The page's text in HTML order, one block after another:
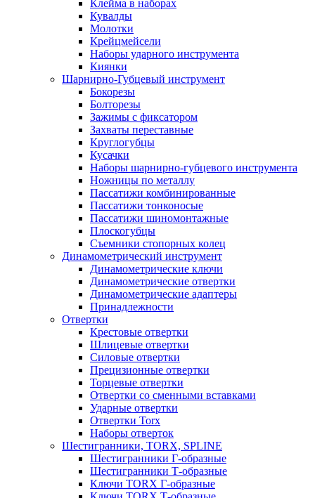
Клейма в наборах
Кувалды
Молотки
Крейцмейсели
Наборы ударного инструмента
Киянки
Шарнирно-Губцевый инструмент
Бокорезы
Болторезы
Зажимы с фиксатором
Захваты переставные
Круглогубцы
Кусачки
Наборы шарнирно-губцевого инструмента
Ножницы по металлу
Пассатижи комбинированные
Пассатижи тонконосые
Пассатижи шиномонтажные
Плоскогубцы
Съемники стопорных колец
Динамометрический инструмент
Динамометрические ключи
Динамометрические отвертки
Динамометрические адаптеры
Принадлежности
Отвертки
Крестовые отвертки
Шлицевые отвертки
Силовые отвертки
Прецизионные отвертки
Торцевые отвертки
Отвертки со сменными вставками
Ударные отвертки
Отвертки Torx
Наборы отверток
Шестигранники, TORX, SPLINE
Шестигранники Г-образные
Шестигранники Т-образные
Ключи TORX Г-образные